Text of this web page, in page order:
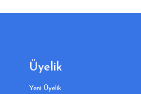
Üyelik
Yeni Üyelik